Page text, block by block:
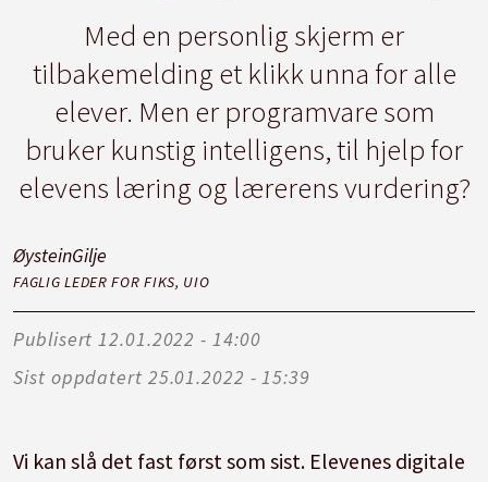
Med en personlig skjerm er
tilbakemelding et klikk unna for alle
elever. Men er programvare som
bruker kunstig intelligens, til hjelp for
elevens læring og lærerens vurdering?
ØysteinGilje
FAGLIG LEDER FOR FIKS, UIO
Publisert
12.01.2022 - 14:00
Sist oppdatert
25.01.2022 - 15:39
Vi kan slå det fast først som sist. Elevenes digitale